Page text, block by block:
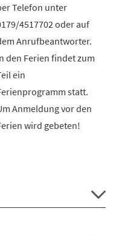
Telefon unter
4517702 oder auf
Anrufbeantworter.
den Ferien findet zum
ein
statt.
Anmeldung vor den
wird gebeten!